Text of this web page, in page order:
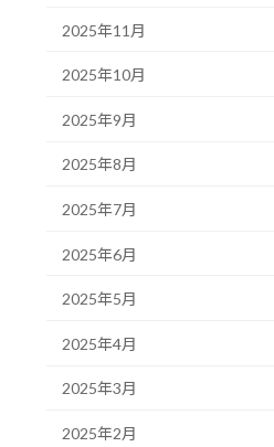
2025年11月
2025年10月
2025年9月
2025年8月
2025年7月
2025年6月
2025年5月
2025年4月
2025年3月
2025年2月